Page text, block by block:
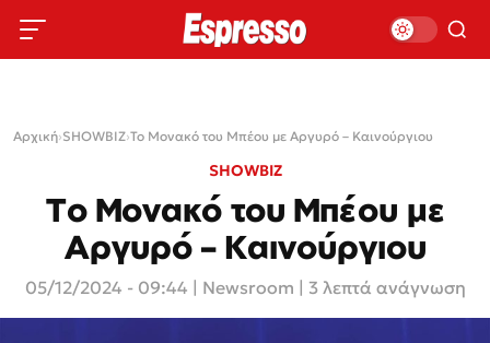
Αρχική›SHOWBIZ›Το Μονακό του Μπέου με Αργυρό – Καινούργιου
SHOWBIZ
Το Μονακό του Μπέου με
Αργυρό – Καινούργιου
05/12/2024 - 09:44 Newsroom | 3 λεπτά ανάγνωση